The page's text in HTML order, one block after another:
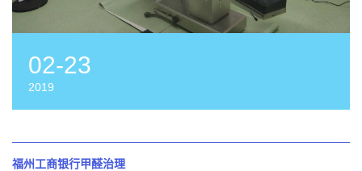
02-23
2019
福州工商银行甲醛治理